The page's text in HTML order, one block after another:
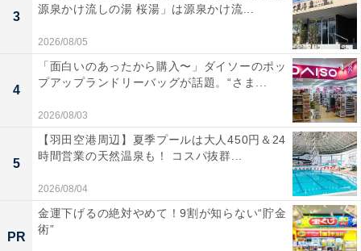
他の星座の運勢も見る
【6月の運勢】おひつじ座（牡羊座）
3
源泉かけ流しの湯 桜湯」は源泉かけ流...
2026/08/05
4
「面白いのあったから購入〜」ダイソーのポッ
プアップランドリーバッグが話題。“さま...
2026/08/03
5
【羽田空港周辺】夏季プールは大人450円＆24
時間営業の天然温泉も！ コスパ抜群...
2026/08/04
PR
金運下げるの絶対やめて！9割が知らない“貯金
術”